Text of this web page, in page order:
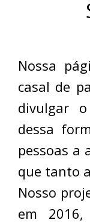
Nossa
casal de
divulgar
dessa
pessoas a
que tanto
Nosso
em